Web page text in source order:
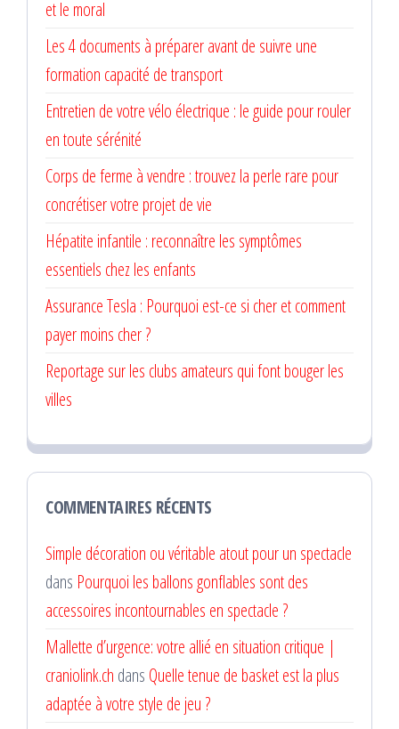
et le moral
Les 4 documents à préparer avant de suivre une
formation capacité de transport
Entretien de votre vélo électrique : le guide pour rouler
en toute sérénité
Corps de ferme à vendre : trouvez la perle rare pour
concrétiser votre projet de vie
Hépatite infantile : reconnaître les symptômes
essentiels chez les enfants
Assurance Tesla : Pourquoi est-ce si cher et comment
payer moins cher ?
Reportage sur les clubs amateurs qui font bouger les
villes
COMMENTAIRES RÉCENTS
Simple décoration ou véritable atout pour un spectacle
dans Pourquoi les ballons gonflables sont des
accessoires incontournables en spectacle ?
Mallette d’urgence: votre allié en situation critique |
craniolink.ch dans Quelle tenue de basket est la plus
adaptée à votre style de jeu ?